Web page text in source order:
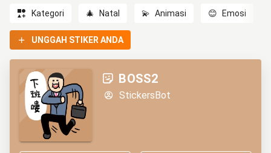
Kategori 🎄 Natal 💫 Animasi 😊 Emosi
UNGGAH STIKER ANDA
BOSS2
StickersBot